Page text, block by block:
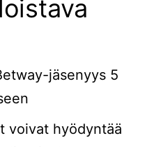
voivat hyödyntää